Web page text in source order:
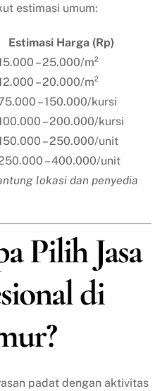
estimasi umum:
Estimasi Harga (Rp)
– 25.000/m²
– 20.000/m²
– 150.000/kursi
– 200.000/kursi
– 250.000/unit
– 400.000/unit
lokasi dan penyedia
Pilih Jasa
di
padat dengan aktivitas